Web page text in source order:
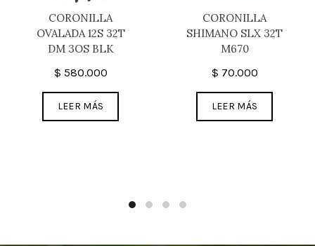
CORONILLA
OVALADA 12S 32T
DM 3OS BLK
$ 580.000
LEER MÁS
CORONILLA
SHIMANO SLX 32T
M670
$ 70.000
LEER MÁS